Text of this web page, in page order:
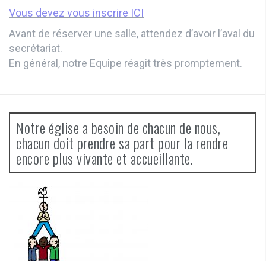
Vous devez vous inscrire ICI
Avant de réserver une salle, attendez d’avoir l’aval du
secrétariat.
En général, notre Equipe réagit très promptement.
Notre église a besoin de chacun de nous,
chacun doit prendre sa part pour la rendre
encore plus vivante et accueillante.